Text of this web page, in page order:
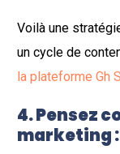
Voilà une
un cycle de
la plateforme Gh
4. Pensez
marketing